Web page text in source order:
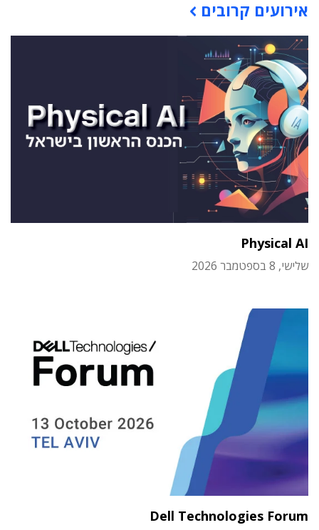
אירועים קרובים
Physical AI
שלישי, 8 בספטמבר 2026
Dell Technologies Forum